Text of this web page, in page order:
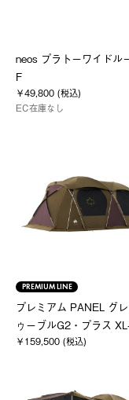
neos プラトーワイドル
F
￥49,800 (税込)
EC在庫なし
PREMIUM LINE
プレミアム PANEL グ
ゥーブルG2・プラス
￥159,500 (税込)